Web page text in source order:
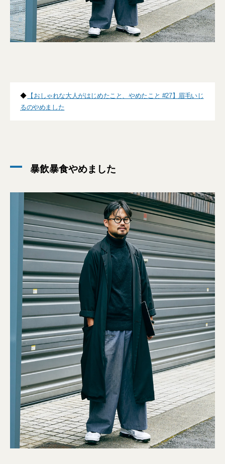
◆ 【おしゃれな大人がはじめたこと、やめたこと #27】眉毛いじ
るのやめました
暴飲暴食やめました